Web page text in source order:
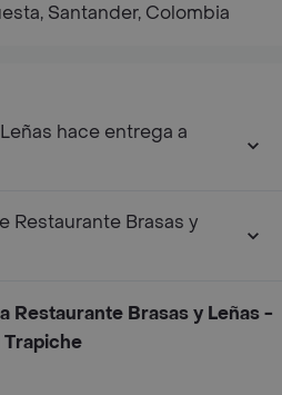
Santander, Colombia
hace entrega a
Restaurante Brasas y
Restaurante Brasas y Leñas -
Trapiche